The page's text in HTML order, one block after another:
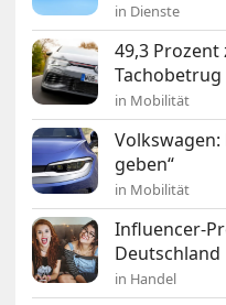
in Dienste
49,3
in Mobilität
geben“
in Mobilität
Influencer-
Deutschland
in Handel